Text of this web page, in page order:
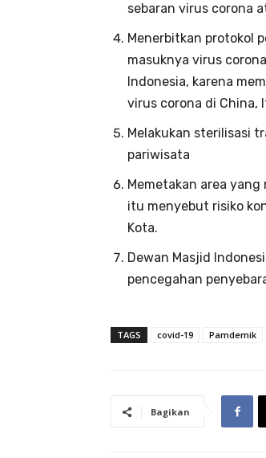
sebaran virus corona
Menerbitkan protokol
masuknya virus
Indonesia, karena
virus corona di China,
Melakukan sterilisasi
pariwisata
Memetakan area
itu menyebut risiko
Kota.
Dewan Masjid
pencegahan
TAGS covid-19 Pamdemik
Bagikan